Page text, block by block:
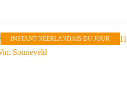
INSTANT NÉERLANDAIS DU JOUR